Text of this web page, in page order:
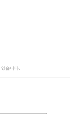
습니다.